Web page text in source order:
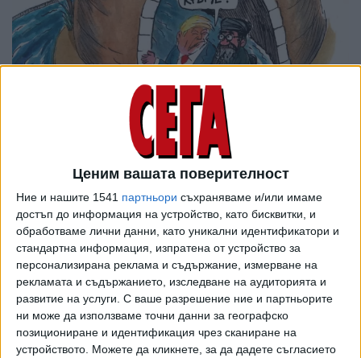
Ценим вашата поверителност
Ние и нашите 1541 партньори съхраняваме и/или имаме
достъп до информация на устройство, като бисквитки, и
обработваме лични данни, като уникални идентификатори и
стандартна информация, изпратена от устройство за
персонализирана реклама и съдържание, измерване на
рекламата и съдържанието, изследване на аудиторията и
развитие на услуги. С ваше разрешение ние и партньорите
ни може да използваме точни данни за географско
позициониране и идентификация чрез сканиране на
устройството. Можете да кликнете, за да дадете съгласието